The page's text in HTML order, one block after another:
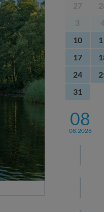
27
3
10
17
24
31
08
08.2026